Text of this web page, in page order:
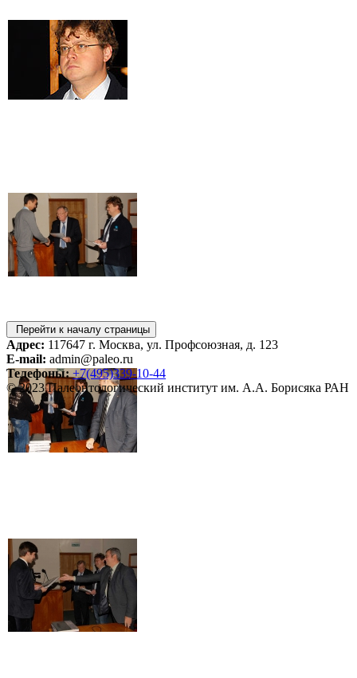
Перейти к началу страницы
Адрес: 117647 г. Москва, ул. Профсоюзная, д. 123
E-mail: admin@paleo.ru
Телефоны: +7(495)339-10-44
© 2023 Палеонтологический институт им. А.А. Борисяка РАН